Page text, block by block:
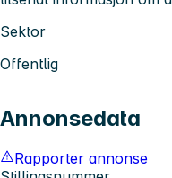
Sektor
Offentlig
Annonsedata
Rapporter annonse